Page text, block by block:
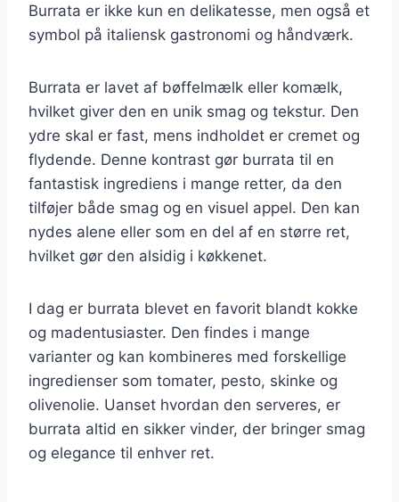
Burrata er ikke kun en delikatesse, men også et
symbol på italiensk gastronomi og håndværk.
Burrata er lavet af bøffelmælk eller komælk,
hvilket giver den en unik smag og tekstur. Den
ydre skal er fast, mens indholdet er cremet og
flydende. Denne kontrast gør burrata til en
fantastisk ingrediens i mange retter, da den
tilføjer både smag og en visuel appel. Den kan
nydes alene eller som en del af en større ret,
hvilket gør den alsidig i køkkenet.
I dag er burrata blevet en favorit blandt kokke
og madentusiaster. Den findes i mange
varianter og kan kombineres med forskellige
ingredienser som tomater, pesto, skinke og
olivenolie. Uanset hvordan den serveres, er
burrata altid en sikker vinder, der bringer smag
og elegance til enhver ret.